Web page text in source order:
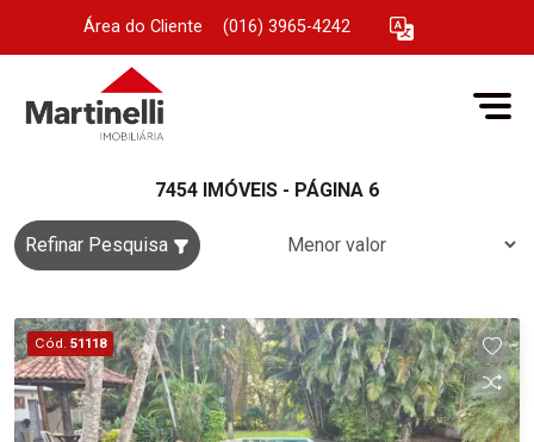
Área do Cliente (016) 3965-4242
7454 IMÓVEIS - PÁGINA 6
Refinar Pesquisa
Cód. 51118